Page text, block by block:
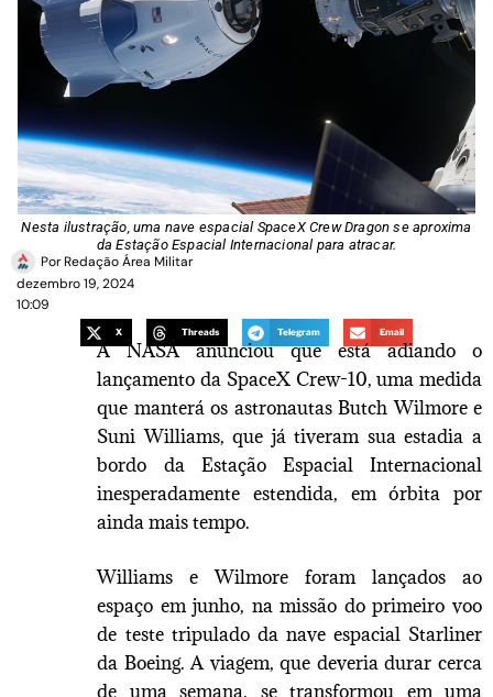
Nesta ilustração, uma nave espacial SpaceX Crew Dragon se aproxima
da Estação Espacial Internacional para atracar.
PorRedação Área Militar
dezembro 19, 2024
10:09
X Threads Telegram Email
A NASA anunciou que está adiando o
lançamento da SpaceX Crew-10, uma medida
que manterá os astronautas Butch Wilmore e
Suni Williams, que já tiveram sua estadia a
bordo da Estação Espacial Internacional
inesperadamente estendida, em órbita por
ainda mais tempo.
Williams e Wilmore foram lançados ao
espaço em junho, na missão do primeiro voo
de teste tripulado da nave espacial Starliner
da Boeing. A viagem, que deveria durar cerca
de uma semana, se transformou em uma